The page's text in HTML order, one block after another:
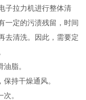
拉力机进行整体清
一定的污渍残留，时间
去清洗。因此，需要定
脂。
持干燥通风。
。